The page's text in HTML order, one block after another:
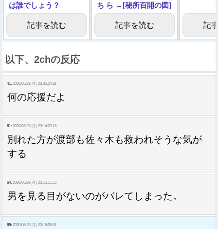
は誰でしょう？
記事を読む
ち ら →[秘所百開の図]
記事を読む 記
以下、2chの反応
41: 2020/06/29(月) 23:05:24.31
何の応援だよ
61: 2020/06/29(月) 23:14:23.16
別れた方が渡部も佐々木も救われそうな気が
する
64: 2020/06/29(月) 23:15:11.55
男を見る目がないのがバレてしまった。
65: 2020/06/29(月) 23:15:25.61